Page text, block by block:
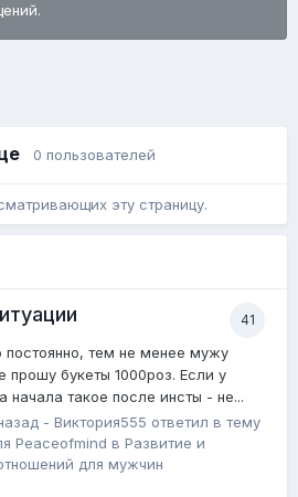
0 пользователей
эту страницу.
41
тем не менее мужу
прошу букеты 1000роз. Если у
начала такое после инсты - не...
- Виктория555 ответил в тему
Peaceofmind в Pазвитие и
для мужчин